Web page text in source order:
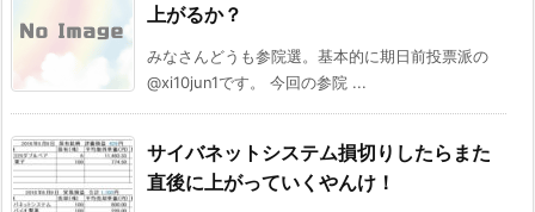
上がるか？
みなさんどうも参院選。基本的に期日前投票派の
@xi10jun1です。 今回の参院 ...
サイバネットシステム損切りしたらまた
直後に上がっていくやんけ！